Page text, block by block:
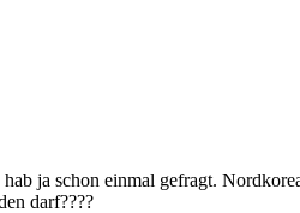
ja schon einmal gefragt.
darf????